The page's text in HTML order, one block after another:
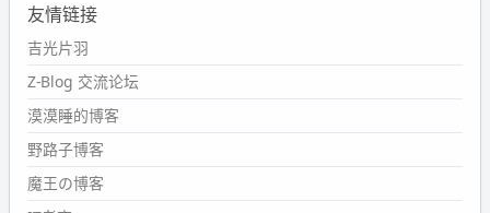
#PubWord
然后天凉了，为了应对踢被子买了睡袋，不知道 1.2 米会不
会略窄。。
wdssmq
2024-09-09 19:43:00
#PubWord
表，21 年 11 月底发现 B 站上线了这部，直到前几天才看
完，还是分两次看的。。接下来有五项是 2019 年的，都是
友情链接
吉光片羽
Z-Blog 交流论坛
漠漠睡的博客
野路子博客
魔王の博客